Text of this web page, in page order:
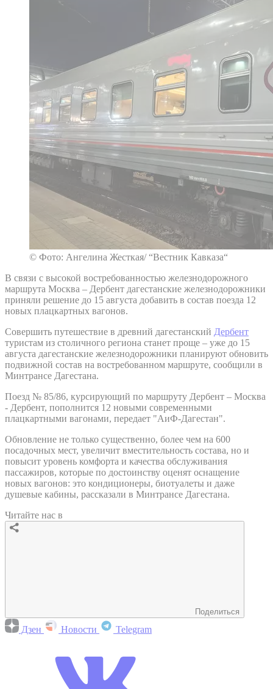
© Фото: Ангелина Жесткая/ “Вестник Кавказа“
В связи с высокой востребованностью железнодорожного
маршрута Москва – Дербент дагестанские железнодорожники
приняли решение до 15 августа добавить в состав поезда 12
новых плацкартных вагонов.
Совершить путешествие в древний дагестанский Дербент
туристам из столичного региона станет проще – уже до 15
августа дагестанские железнодорожники планируют обновить
подвижной состав на востребованном маршруте, сообщили в
Минтрансе Дагестана.
Поезд № 85/86, курсирующий по маршруту Дербент – Москва
- Дербент, пополнится 12 новыми современными
плацкартными вагонами, передает "АиФ-Дагестан".
Обновление не только существенно, более чем на 600
посадочных мест, увеличит вместительность состава, но и
повысит уровень комфорта и качества обслуживания
пассажиров, которые по достоинству оценят оснащение
новых вагонов: это кондиционеры, биотуалеты и даже
душевые кабины, рассказали в Минтрансе Дагестана.
Читайте нас в
Поделиться
Дзен Новости Telegram